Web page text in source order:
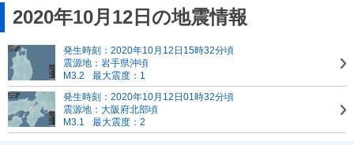
2020年10月12日の地震情報
発生時刻：2020年10月12日15時32分頃
震源地：岩手県沖頃
M3.2
最大震度：1
発生時刻：2020年10月12日01時32分頃
震源地：大阪府北部頃
M3.1
最大震度：2